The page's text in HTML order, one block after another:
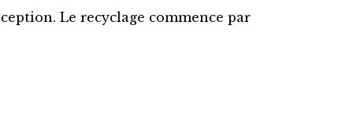
Le recyclage commence par